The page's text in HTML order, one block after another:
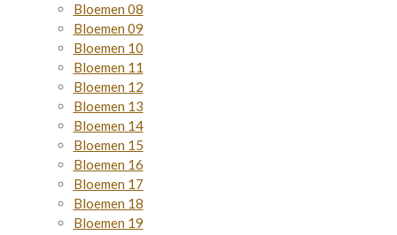
Bloemen 08
Bloemen 09
Bloemen 10
Bloemen 11
Bloemen 12
Bloemen 13
Bloemen 14
Bloemen 15
Bloemen 16
Bloemen 17
Bloemen 18
Bloemen 19